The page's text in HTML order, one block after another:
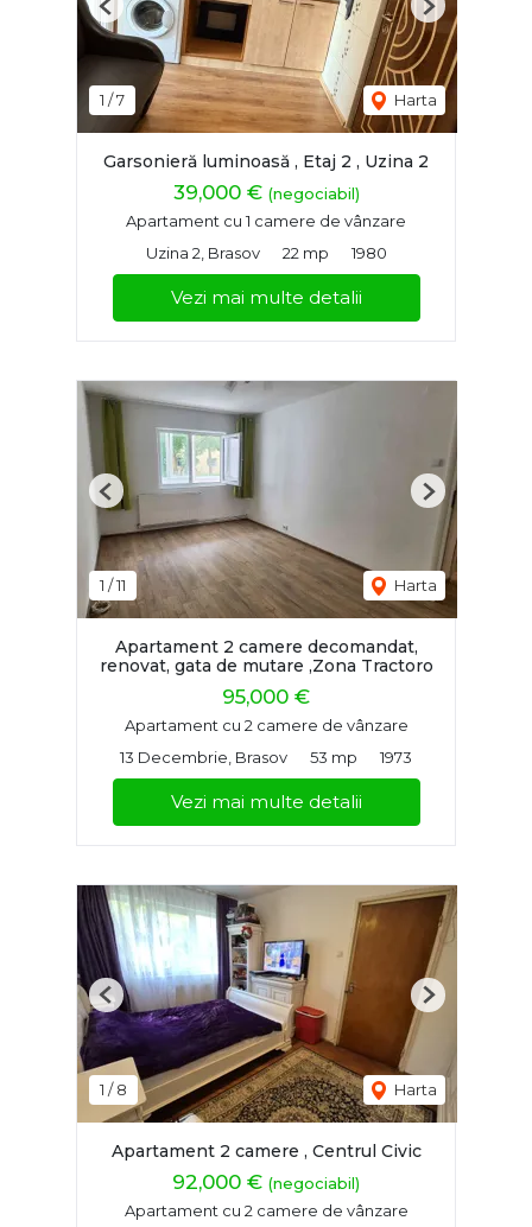
1 /7 Harta
Previous Next
Garsonieră luminoasă , Etaj 2 , Uzina 2
39,000 € (negociabil)
Apartament cu 1 camere de vânzare
Uzina 2, Brasov
22 mp 1980
Vezi mai multe detalii
1 /11 Harta
Previous Next
Apartament 2 camere decomandat,
renovat, gata de mutare ,Zona Tractoro
95,000 €
Apartament cu 2 camere de vânzare
13 Decembrie, Brasov
53 mp 1973
Vezi mai multe detalii
1 /8 Harta
Previous Next
Apartament 2 camere , Centrul Civic
92,000 € (negociabil)
Apartament cu 2 camere de vânzare